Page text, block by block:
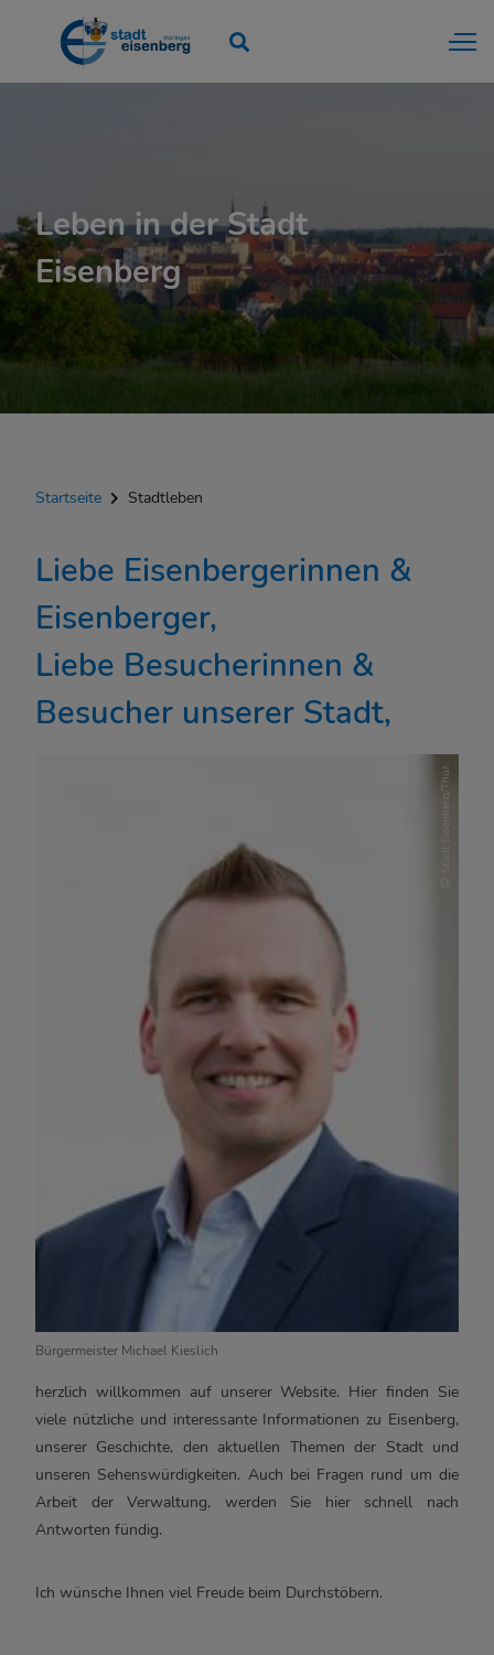
Leben in der Stadt
Eisenberg
Startseite Stadtleben
Liebe Eisenbergerinnen &
Eisenberger,
Liebe Besucherinnen &
Besucher unserer Stadt,
Stadt Eisenberg/Thür.
Bürgermeister Michael Kieslich
herzlich willkommen auf unserer Website. Hier finden Sie
viele nützliche und interessante Informationen zu Eisenberg,
unserer Geschichte, den aktuellen Themen der Stadt und
unseren Sehenswürdigkeiten. Auch bei Fragen rund um die
Arbeit der Verwaltung, werden Sie hier schnell nach
Antworten fündig.
Ich wünsche Ihnen viel Freude beim Durchstöbern.